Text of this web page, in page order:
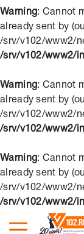
Warning : Cannot
already sent by
/srv/v102/www2/
/srv/v102/www2/
Warning : Cannot
already sent by
/srv/v102/www2/
/srv/v102/www2/
Warning : Cannot
already sent by
/srv/v102/www2/
/srv/v102/www2/